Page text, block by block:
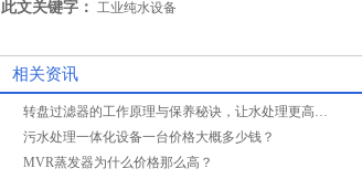
此文关键字： 工业纯水设备
相关资讯
转盘过滤器的工作原理与保养秘诀，让水处理更高效！
污水处理一体化设备一台价格大概多少钱？
MVR蒸发器为什么价格那么高？